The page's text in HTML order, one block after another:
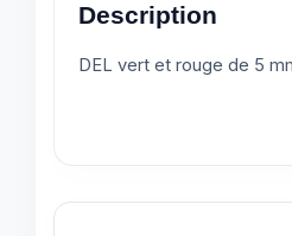
Description
DEL vert et rouge de 5